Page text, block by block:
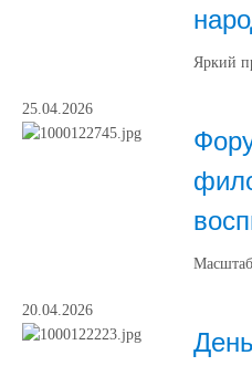
Яркий
25.04.2026
20.04.2026